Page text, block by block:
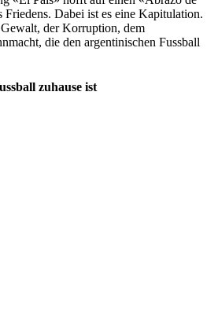
Friedens. Dabei ist es eine Kapitulation.
der Korruption, dem
die den argentinischen Fussball
zuhause ist